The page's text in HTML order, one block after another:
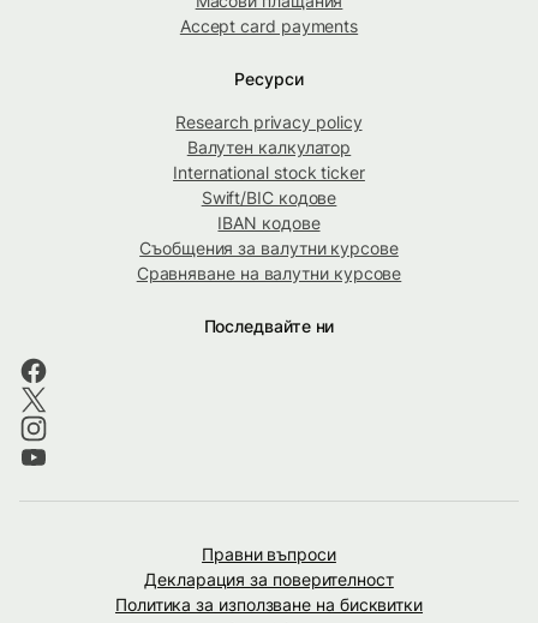
Accept card payments
Ресурси
Research privacy policy
Валутен калкулатор
International stock ticker
Swift/BIC кодове
IBAN кодове
Съобщения за валутни курсове
Сравняване на валутни курсове
Последвайте ни
Правни въпроси
Декларация за поверителност
Политика за използване на бисквитки